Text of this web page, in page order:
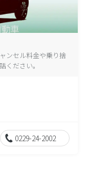
ンセル料金や乗り捨
ください。
0229-24-2002